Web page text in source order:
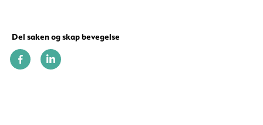
Del saken og skap bevegelse